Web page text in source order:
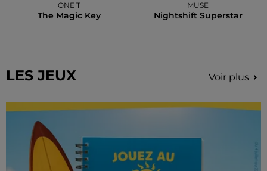
ONE T
The Magic Key
MUSE
Nightshift Superstar
LES JEUX Voir plus